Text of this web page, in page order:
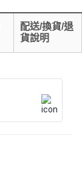
配送/換貨/退
貨說明